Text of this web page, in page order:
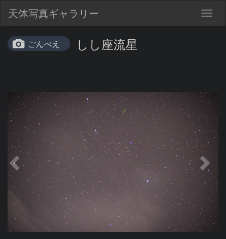
天体写真ギャラリー
ごんべえ しし座流星